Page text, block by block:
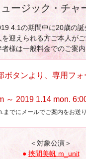
ージック・チャ
4.1の期間中に20歳の
迎えられる方ご本人が
様は一般料金でのご案
ボタンより、専用フ
～ 2019 1.14 mon.
でにメールでご案内をお送
＜対象公演＞
● 挾間美帆 m_unit